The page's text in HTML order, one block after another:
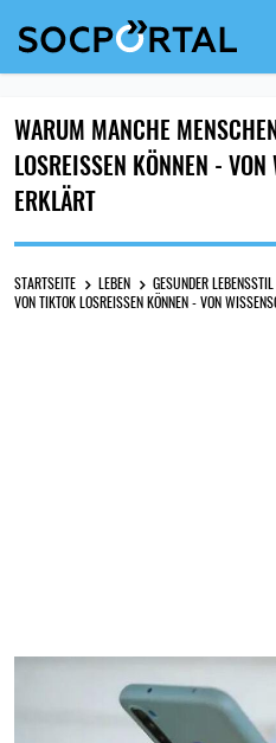
WARUM MANCHE
LOSREISSEN KÖNNEN - VON
RKLÄRT
STARTSEITE LEBEN GESUNDER LEBENSSTIL
VON TIKTOK LOSREISSEN KÖNNEN - VON